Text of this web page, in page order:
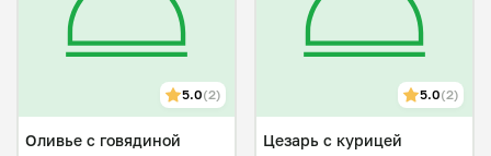
5.0(2)
Оливье с говядиной
5.0(2)
Цезарь с курицей